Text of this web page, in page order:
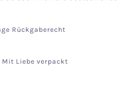
Rückgaberecht
verpackt